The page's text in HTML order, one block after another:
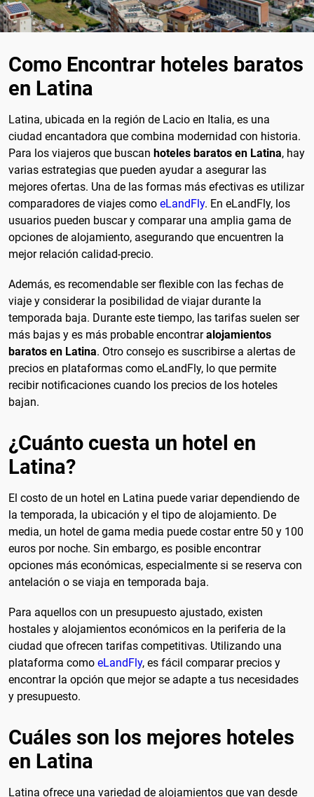
Como Encontrar hoteles baratos
en Latina
Latina, ubicada en la región de Lacio en Italia, es una
ciudad encantadora que combina modernidad con historia.
Para los viajeros que buscan hoteles baratos en Latina, hay
varias estrategias que pueden ayudar a asegurar las
mejores ofertas. Una de las formas más efectivas es utilizar
comparadores de viajes como eLandFly. En eLandFly, los
usuarios pueden buscar y comparar una amplia gama de
opciones de alojamiento, asegurando que encuentren la
mejor relación calidad-precio.
Además, es recomendable ser flexible con las fechas de
viaje y considerar la posibilidad de viajar durante la
temporada baja. Durante este tiempo, las tarifas suelen ser
más bajas y es más probable encontraralojamientos
baratos en Latina. Otro consejo es suscribirse a alertas de
precios en plataformas como eLandFly, lo que permite
recibir notificaciones cuando los precios de los hoteles
bajan.
¿Cuánto cuesta un hotel en
Latina?
El costo de un hotel en Latina puede variar dependiendo de
la temporada, la ubicación y el tipo de alojamiento. De
media, un hotel de gama media puede costar entre 50 y 100
euros por noche. Sin embargo, es posible encontrar
opciones más económicas, especialmente si se reserva con
antelación o se viaja en temporada baja.
Para aquellos con un presupuesto ajustado, existen
hostales y alojamientos económicos en la periferia de la
ciudad que ofrecen tarifas competitivas. Utilizando una
plataforma como eLandFly, es fácil comparar precios y
encontrar la opción que mejor se adapte a tus necesidades
y presupuesto.
Cuáles son los mejores hoteles
en Latina
Latina ofrece una variedad de alojamientos que van desde